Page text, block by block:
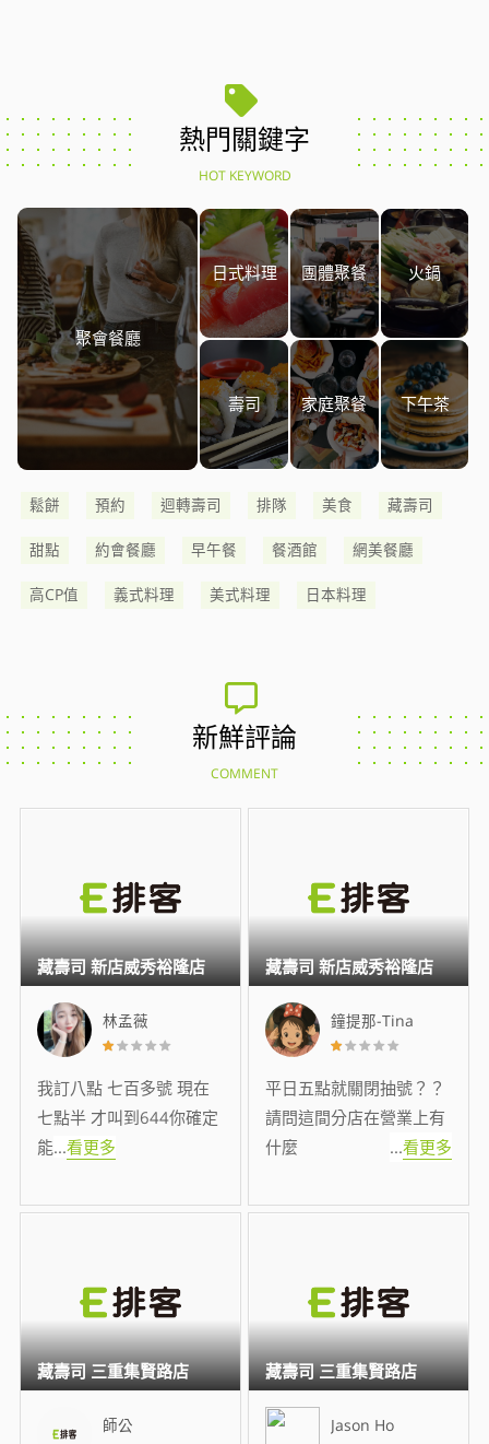
熱門關鍵字
HOT KEYWORD
聚會餐廳
日式料理 團體聚餐 火鍋
壽司 家庭聚餐 下午茶
鬆餅 預約 迴轉壽司 排隊 美食 藏壽司
甜點 約會餐廳 早午餐 餐酒館 網美餐廳
高CP值 義式料理 美式料理 日本料理
新鮮評論
COMMENT
林孟薇
我訂八點 七百多號 現在
七點半 才叫到644你確定
能...看更多
藏壽司 新店威秀裕隆店
鐘提那-Tina
平日五點就關閉抽號？？
請問這間分店在營業上有
什麼
...看更多
藏壽司 新店威秀裕隆店
師公
藏壽司 三重集賢路店
Jason Ho
藏壽司 三重集賢路店